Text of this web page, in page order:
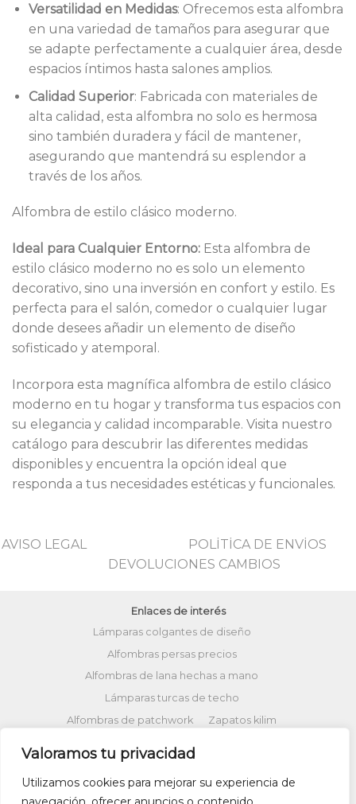
Valoramos tu privacidad
Utilizamos cookies para mejorar su experiencia de
Versatilidad en Medidas: Ofrecemos esta alfombra
en una variedad de tamaños para asegurar que
se adapte perfectamente a cualquier área, desde
espacios íntimos hasta salones amplios.
Calidad Superior: Fabricada con materiales de
alta calidad, esta alfombra no solo es hermosa
sino también duradera y fácil de mantener,
asegurando que mantendrá su esplendor a
través de los años.
Alfombra de estilo clásico moderno.
Ideal para Cualquier Entorno: Esta alfombra de
estilo clásico moderno no es solo un elemento
decorativo, sino una inversión en confort y estilo. Es
perfecta para el salón, comedor o cualquier lugar
donde desees añadir un elemento de diseño
sofisticado y atemporal.
Incorpora esta magnífica alfombra de estilo clásico
moderno en tu hogar y transforma tus espacios con
su elegancia y calidad incomparable. Visita nuestro
catálogo para descubrir las diferentes medidas
disponibles y encuentra la opción ideal que
responda a tus necesidades estéticas y funcionales.
AVISO LEGAL
POLİTİCA DE ENVİOS
DEVOLUCIONES CAMBIOS
Enlaces de interés
Lámparas colgantes de diseño
Alfombras persas precios
Alfombras de lana hechas a mano
Lámparas turcas de techo
Alfombras de patchwork
Zapatos kilim
Alfombras patchwork vintage
Cojines Kilim
Bolsos kilim
Cojines Ikat